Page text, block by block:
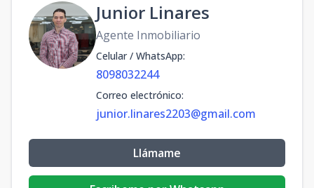
Junior Linares
Agente Inmobiliario
Celular / WhatsApp:
8098032244
Correo electrónico:
junior.linares2203@gmail.com
Llámame